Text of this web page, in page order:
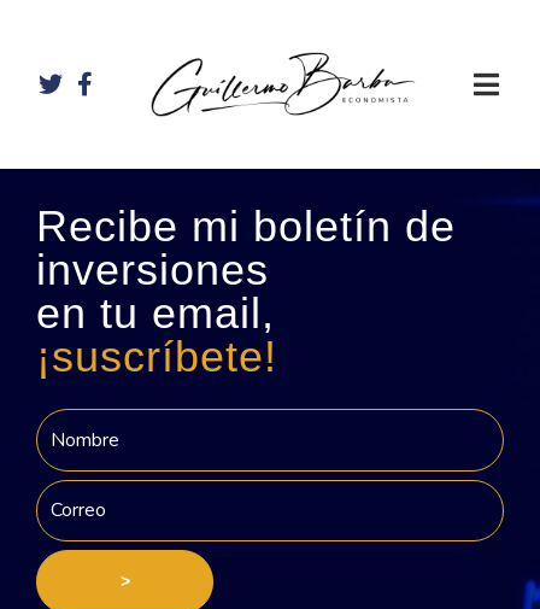
Recibe mi boletín de
inversiones
en tu email,
¡suscríbete!
>